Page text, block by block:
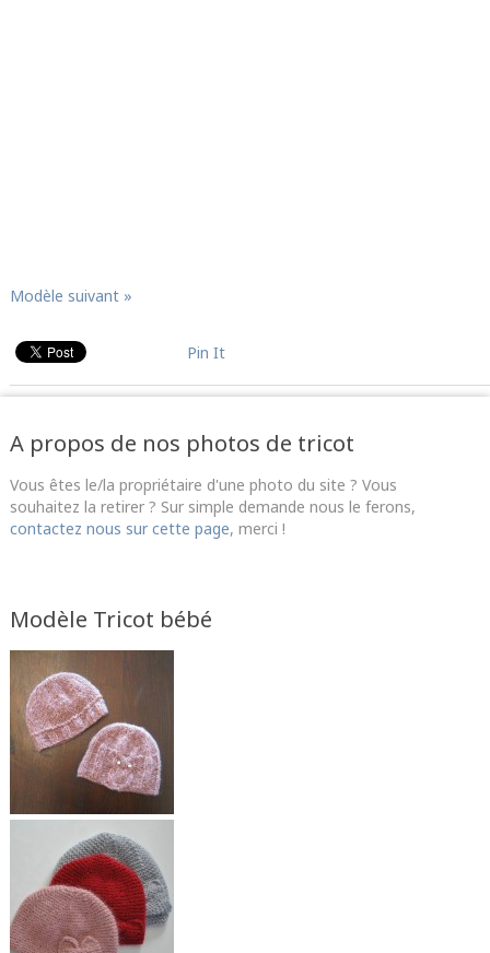
Modèle suivant »
Pin It
A propos de nos photos de tricot
Vous êtes le/la propriétaire d'une photo du site ? Vous
souhaitez la retirer ? Sur simple demande nous le ferons,
contactez nous sur cette page, merci !
Modèle Tricot bébé